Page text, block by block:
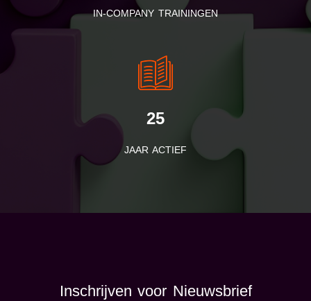
IN-COMPANY TRAININGEN
25
JAAR ACTIEF
Inschrijven voor Nieuwsbrief